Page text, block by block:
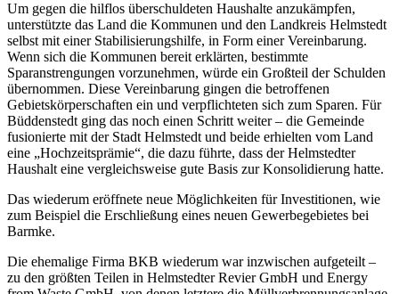
Um gegen die hilflos überschuldeten Haushalte anzukämpfen,
unterstützte das Land die Kommunen und den Landkreis Helmstedt
selbst mit einer Stabilisierungshilfe, in Form einer Vereinbarung.
Wenn sich die Kommunen bereit erklärten, bestimmte
Sparanstrengungen vorzunehmen, würde ein Großteil der Schulden
übernommen. Diese Vereinbarung gingen die betroffenen
Gebietskörperschaften ein und verpflichteten sich zum Sparen. Für
Büddenstedt ging das noch einen Schritt weiter – die Gemeinde
fusionierte mit der Stadt Helmstedt und beide erhielten vom Land
eine „Hochzeitsprämie“, die dazu führte, dass der Helmstedter
Haushalt eine vergleichsweise gute Basis zur Konsolidierung hatte.
Das wiederum eröffnete neue Möglichkeiten für Investitionen, wie
zum Beispiel die Erschließung eines neuen Gewerbegebietes bei
Barmke.
Die ehemalige Firma BKB wiederum war inzwischen aufgeteilt –
zu den größten Teilen in Helmstedter Revier GmbH und Energy